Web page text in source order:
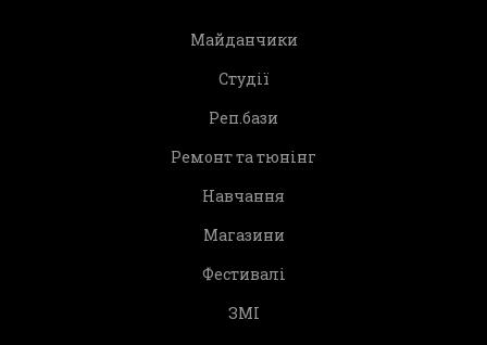
Майданчики
Студії
Реп.бази
Ремонт та тюнінг
Навчання
Магазини
Фестивалі
ЗМІ